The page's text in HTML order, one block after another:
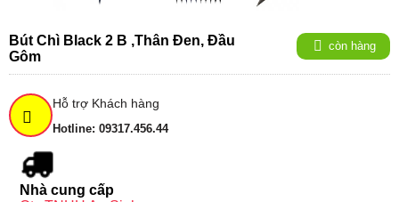
Bút Chì Black 2 B ,thân Đen, Đầu
Gôm
còn hàng
Hỗ trợ Khách hàng
Hotline: 09317.456.44
Nhà cung cấp